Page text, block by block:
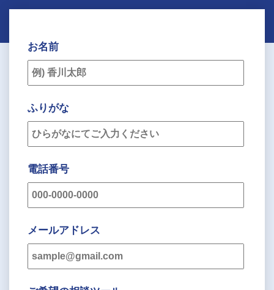
お名前
ふりがな
電話番号
メールアドレス